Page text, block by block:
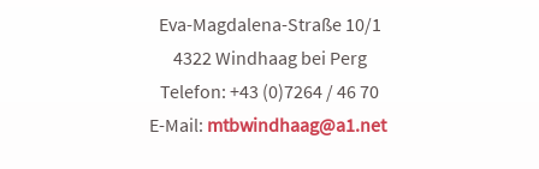
Eva-Magdalena-Straße 10/1
4322 Windhaag bei Perg
Telefon: +43 (0)7264 / 46 70
E-Mail: mtbwindhaag@a1.net